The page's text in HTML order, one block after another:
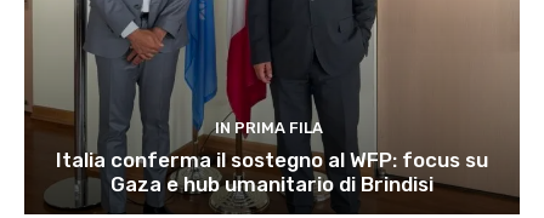
IN PRIMA FILA
Italia conferma il sostegno al WFP: focus su
Gaza e hub umanitario di Brindisi